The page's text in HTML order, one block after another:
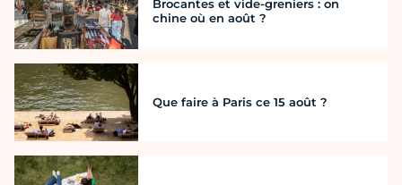
Brocantes et vide-greniers : on
chine où en août ?
Que faire à Paris ce 15 août ?